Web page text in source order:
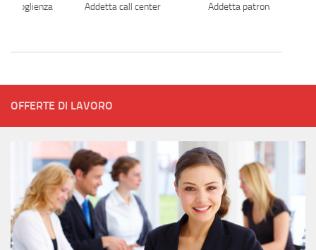
Addetta call center Addetta patronato
OFFERTE DI LAVORO